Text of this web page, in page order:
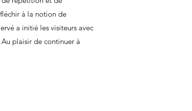
à la notion de
a initié les visiteurs avec
plaisir de continuer à